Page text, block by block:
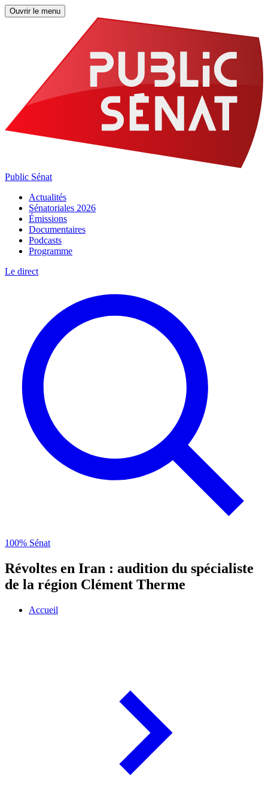
Ouvrir le menu
Public Sénat
Actualités
Sénatoriales 2026
Émissions
Documentaires
Podcasts
Programme
Le direct
100% Sénat
Révoltes en Iran : audition du spécialiste
de la région Clément Therme
Accueil